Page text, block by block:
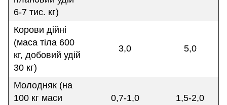
6-7 тис. кг)
Корови дійні
(маса тіла 600
кг, добовий удій
30 кг)
3,0 5,0
Молодняк (на
100 кг маси
0,7-1,0 1,5-2,0